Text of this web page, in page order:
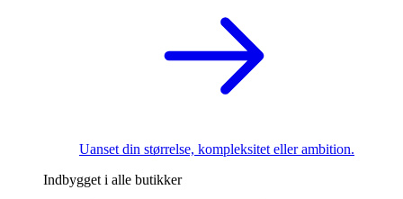
Uanset din størrelse, kompleksitet eller ambition.
Indbygget i alle butikker